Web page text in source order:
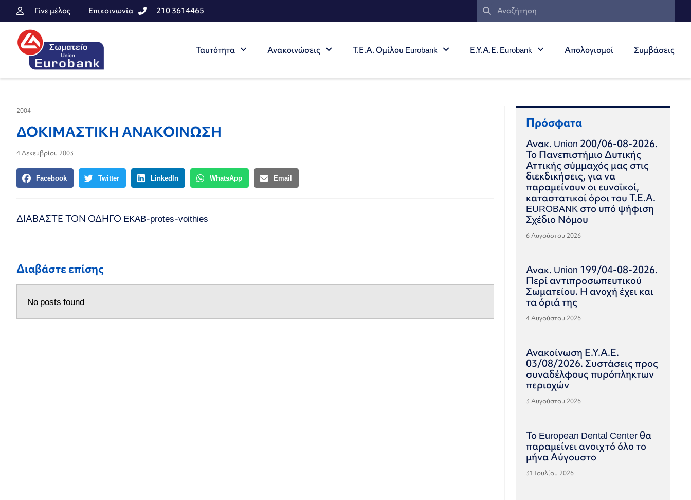
Γίνε μέλος Επικοινωνία 210 3614465
Ταυτότητα Ανακοινώσεις Τ.Ε.Α. Ομίλου Eurobank Ε.Υ.Α.Ε. Eurobank Απολογισμοί Συμβάσεις
2004
ΔΟΚΙΜΑΣΤΙΚΗ ΑΝΑΚΟΙΝΩΣΗ
4 Δεκεμβρίου 2003
Facebook Twitter LinkedIn WhatsApp Email
ΔΙΑΒΑΣΤΕ ΤΟΝ ΟΔΗΓΟ EKAB-protes-voithies
Διαβάστε επίσης
No posts found
Πρόσφατα
Ανακ. Union 200/06-08-2026.
Το Πανεπιστήμιο Δυτικής
Αττικής σύμμαχός μας στις
διεκδικήσεις, για να
παραμείνουν οι ευνοϊκοί,
καταστατικοί όροι του Τ.Ε.Α.
EUROBANK στο υπό ψήφιση
Σχέδιο Νόμου
6 Αυγούστου 2026
Ανακ. Union 199/04-08-2026.
Περί αντιπροσωπευτικού
Σωματείου. Η ανοχή έχει και
τα όριά της
4 Αυγούστου 2026
Ανακοίνωση Ε.Υ.Α.Ε.
03/08/2026. Συστάσεις προς
συναδέλφους πυρόπληκτων
περιοχών
3 Αυγούστου 2026
Το European Dental Center θα
παραμείνει ανοιχτό όλο το
μήνα Αύγουστο
31 Ιουλίου 2026